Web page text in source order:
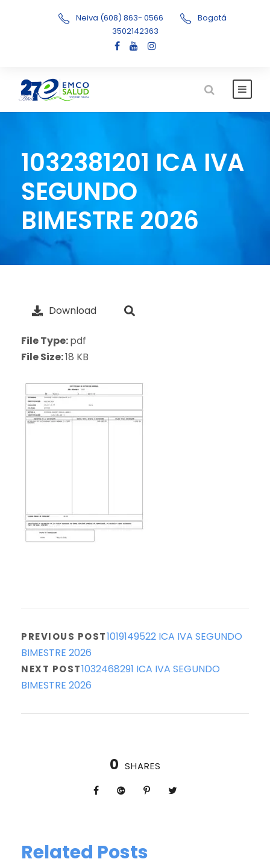
Neiva (608) 863- 0566
Bogotá
3502142363
1032381201 ICA IVA
SEGUNDO
BIMESTRE 2026
Download
File Type:pdf
File Size:18 KB
PREVIOUS POST1019149522 ICA IVA SEGUNDO
BIMESTRE 2026
NEXT POST1032468291 ICA IVA SEGUNDO
BIMESTRE 2026
0 SHARES
Related Posts